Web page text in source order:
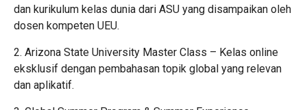
dan kurikulum kelas dunia dari ASU yang disampaikan oleh
dosen kompeten UEU.
2. Arizona State University Master Class – Kelas online
eksklusif dengan pembahasan topik global yang relevan
dan aplikatif.